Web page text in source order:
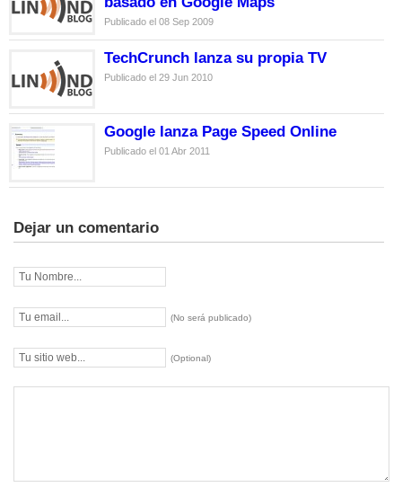
Publicado el 08 Sep 2009
TechCrunch lanza su propia TV
Publicado el 29 Jun 2010
Google lanza Page Speed Online
Publicado el 01 Abr 2011
Dejar un comentario
(No será publicado)
(Optional)